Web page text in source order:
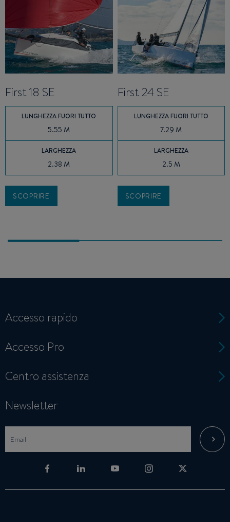
First 18 SE
LUNGHEZZA FUORI TUTTO
5.55 M
LARGHEZZA
2.38 M
SCOPRIRE
First 24 SE
LUNGHEZZA FUORI TUTTO
7.29 M
LARGHEZZA
2.5 M
SCOPRIRE
Accesso rapido
Accesso Pro
Centro assistenza
Newsletter